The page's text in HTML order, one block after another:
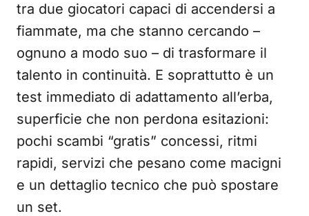
tra due giocatori capaci di accendersi a
fiammate, ma che stanno cercando –
ognuno a modo suo – di trasformare il
talento in continuità. E soprattutto è un
test immediato di adattamento all’erba,
superficie che non perdona esitazioni:
pochi scambi “gratis” concessi, ritmi
rapidi, servizi che pesano come macigni
e un dettaglio tecnico che può spostare
un set.